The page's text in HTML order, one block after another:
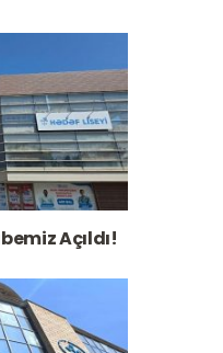
Açıldı!